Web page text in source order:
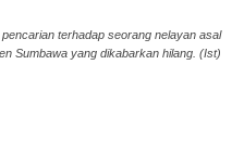
terhadap seorang nelayan asal
Sumbawa yang dikabarkan hilang. (Ist)